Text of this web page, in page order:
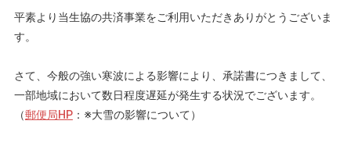
平素より当生協の共済事業をご利用いただきありがとうございま
す。
さて、今般の強い寒波による影響により、承諾書につきまして、
一部地域において数日程度遅延が発生する状況でございます。
（郵便局HP：※大雪の影響について）